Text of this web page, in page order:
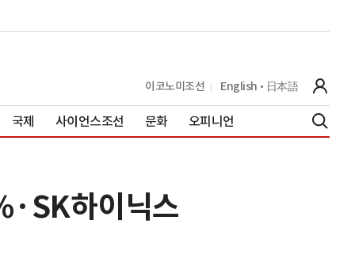
이코노미조선 English 日本語
국제 사이언스조선 문화 오피니언
하이닉스